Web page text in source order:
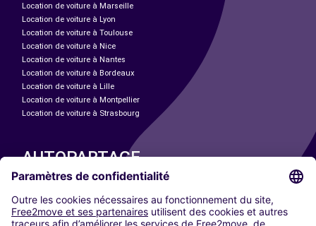
Location de voiture à Marseille
Location de voiture à Lyon
Location de voiture à Toulouse
Location de voiture à Nice
Location de voiture à Nantes
Location de voiture à Bordeaux
Location de voiture à Lille
Location de voiture à Montpellier
Location de voiture à Strasbourg
AUTOPARTAGE
Paris
Madrid